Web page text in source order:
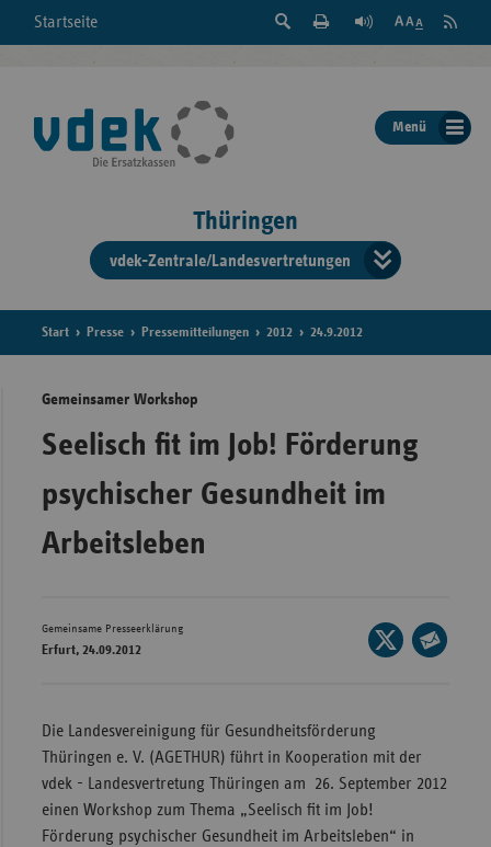
Startseite
Suche
der
Seite
Feed
Menü
Thüringen
vdek-Zentrale/Landesvertretungen
der
Start Presse Pressemitteilungen 2012 24.9.2012
Gemeinsamer Workshop
Seelisch fit im Job! Förderung
psychischer Gesundheit im
Arbeitsleben
Gemeinsame Presseerklärung
Erfurt, 24.09.2012
Seite
auf
teilen
Die Landesvereinigung für Gesundheitsförderung
Thüringen e. V. (AGETHUR) führt in Kooperation mit der
vdek - Landesvertretung Thüringen am 26. September 2012
einen Workshop zum Thema „Seelisch fit im Job!
Förderung psychischer Gesundheit im Arbeitsleben“ in